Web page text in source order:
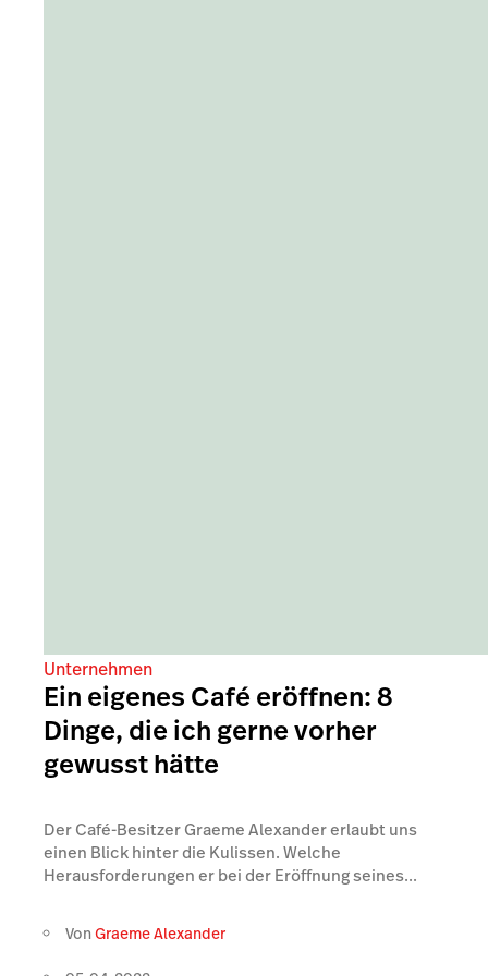
Unternehmen
Ein eigenes Café eröffnen: 8
Dinge, die ich gerne vorher
gewusst hätte
Der Café-Besitzer Graeme Alexander erlaubt uns
einen Blick hinter die Kulissen. Welche
Herausforderungen er bei der Eröffnung seines...
VonGraeme Alexander